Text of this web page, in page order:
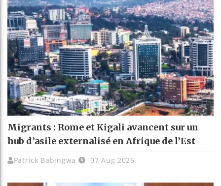
Migrants : Rome et Kigali avancent sur un
hub d’asile externalisé en Afrique de l’Est
Patrick Babingwa 07 Aug 2026